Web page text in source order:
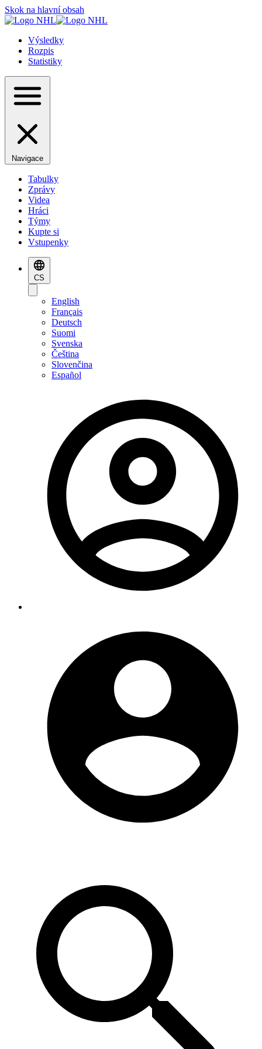
Skok na hlavní obsah
Výsledky
Rozpis
Statistiky
Navigace
Tabulky
Zprávy
Videa
Hráci
Týmy
Kupte si
Vstupenky
CS
English
Français
Deutsch
Suomi
Svenska
Čeština
Slovenčina
Español